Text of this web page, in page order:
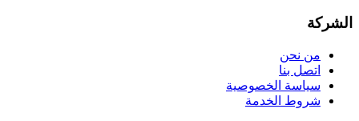
الشركة
من نحن
اتصل بنا
سياسة الخصوصية
شروط الخدمة